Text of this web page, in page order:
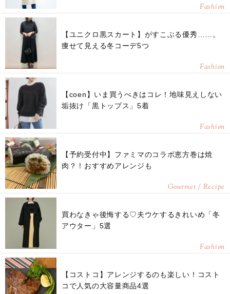
Fashion
【ユニクロ黒スカート】がすこぶる優秀……。
痩せて見える冬コーデ5つ
Fashion
【coen】いま買うべきはコレ！地味見えしない
垢抜け「黒トップス」5着
Fashion
【予約受付中】ファミマのコラボ恵方巻は焼
肉？！おすすめアレンジも
Gourmet / Recipe
買わなきゃ後悔する♡夫ウケするきれいめ「冬
アウター」5選
Fashion
【コストコ】アレンジするのも楽しい！コスト
コで人気の大容量商品4選